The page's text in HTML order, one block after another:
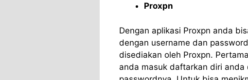
Proxpn
Dengan aplikasi Proxpn anda
dengan username dan
disediakan oleh Proxpn.
anda masuk daftarkan diri